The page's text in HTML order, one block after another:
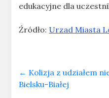
edukacyjne dla
Źródło: Urzad Miasta
← Kolizja z udziałem
Bielsku-Białej